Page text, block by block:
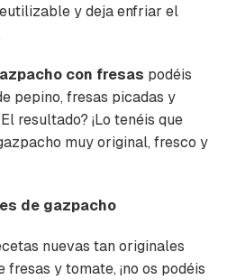
y deja enfriar el
con fresas podéis
pepino, fresas picadas y
resultado? ¡Lo tenéis que
muy original, fresco y
de gazpacho
nuevas tan originales
y tomate, ¡no os podéis